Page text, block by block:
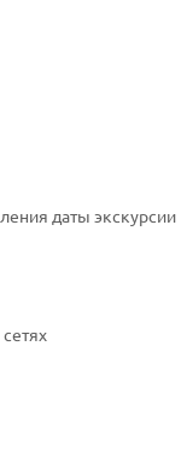
даты экскурсии